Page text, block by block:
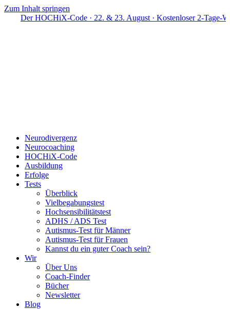
Zum Inhalt springen
Der HOCHiX-Code · 22. & 23. August · Kostenloser 2-Tage-
Neurodivergenz
Neurocoaching
HOCHiX-Code
Ausbildung
Erfolge
Tests
Überblick
Vielbegabungstest
Hochsensibilitätstest
ADHS / ADS Test
Autismus-Test für Männer
Autismus-Test für Frauen
Kannst du ein guter Coach sein?
Wir
Über Uns
Coach-Finder
Bücher
Newsletter
Blog